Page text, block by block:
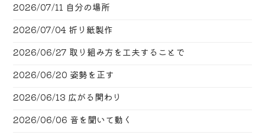
2026/07/11 自分の場所
2026/07/04 折り紙製作
2026/06/27 取り組み方を工夫することで
2026/06/20 姿勢を正す
2026/06/13 広がる関わり
2026/06/06 音を聞いて動く